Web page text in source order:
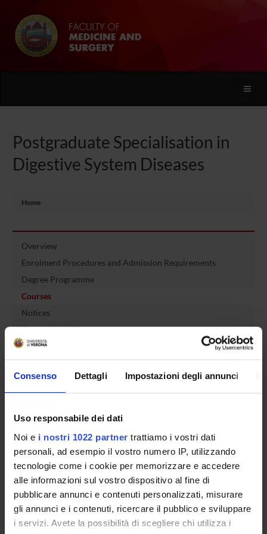
Consenso Dettagli Impostazioni degli annunci
Uso responsabile dei dati
Noi e i nostri 1022 partner trattiamo i vostri dati
personali, ad esempio il vostro numero IP, utilizzando
tecnologie come i cookie per memorizzare e accedere
alle informazioni sul vostro dispositivo al fine di
pubblicare annunci e contenuti personalizzati, misurare
gli annunci e i contenuti, ricercare il pubblico e sviluppare
i servizi. Avete la possibilità di scegliere chi utilizza i
Toggle
Postgraduate Specialisation in
Digestive System Diseases
Home
Overview
Enrolment Procedures and Admission Requirements
Degree Programme
Courses
Notices
Governing bodies
Rete formativa
International Students
OFFERTA FORMATIVA
CORSI DI LAUREA
CORSI DI LAUREA MAGISTRALE